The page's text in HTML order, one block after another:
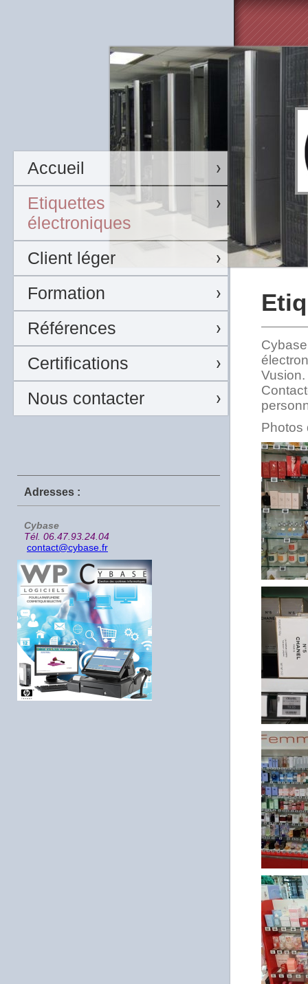
Accueil
Etiquettes
électroniques
Client léger
Formation
Références
Certifications
Nous contacter
Adresses :
Cybase
Tél. 06.47.93.24.04
contact@cybase.fr
Vusion.
Photos